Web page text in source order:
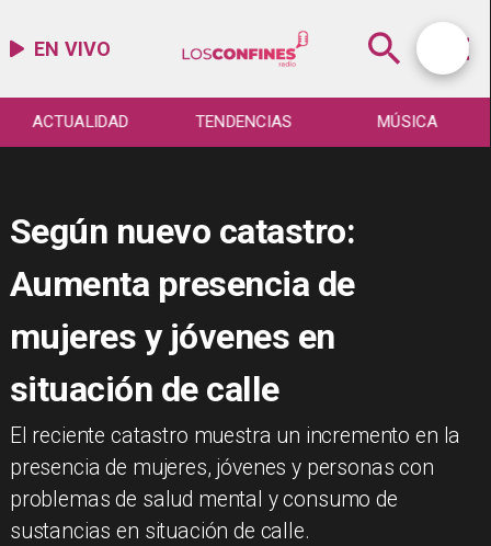
EN VIVO
ACTUALIDAD TENDENCIAS MÚSICA
Según nuevo catastro:
Aumenta presencia de
mujeres y jóvenes en
situación de calle
El reciente catastro muestra un incremento en la
presencia de mujeres, jóvenes y personas con
problemas de salud mental y consumo de
sustancias en situación de calle.